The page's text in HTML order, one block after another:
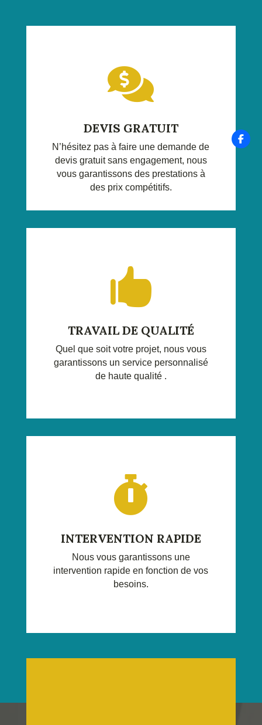

DEVIS GRATUIT
N’hésitez pas à faire une demande de
devis gratuit sans engagement, nous
vous garantissons des prestations à
des prix compétitifs.

TRAVAIL DE QUALITÉ
Quel que soit votre projet, nous vous
garantissons un service personnalisé
de haute qualité .

INTERVENTION RAPIDE
Nous vous garantissons une
intervention rapide en fonction de vos
besoins.